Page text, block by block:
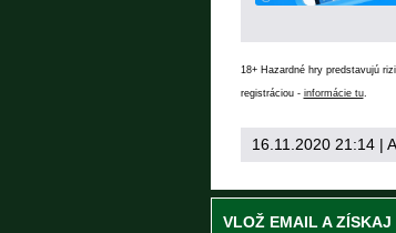
18+ Hazardné hry predstavujú
registráciou - informácie tu.
16.11.2020 21:14|
VLOŽ EMAIL A ZÍSKAJ